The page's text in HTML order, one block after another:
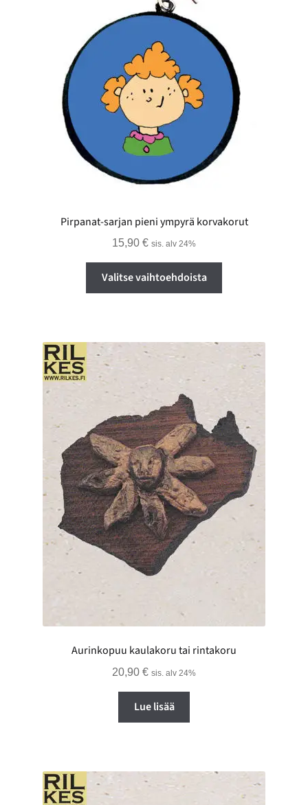
Pirpanat-sarjan pieni ympyrä korvakorut
15,90 € sis. alv 24%
Valitse vaihtoehdoista
valinnat
sivulla.
Aurinkopuu kaulakoru tai rintakoru
20,90 € sis. alv 24%
Lue lisää